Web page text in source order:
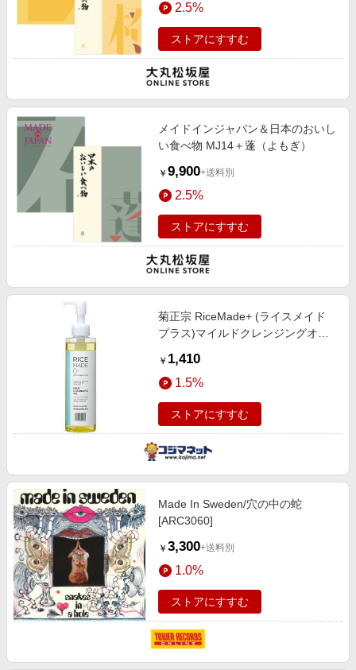
2.5%
ストアにすすむ
メイドインジャパン＆日本のおいし
い食べ物 MJ14＋蓬（よもぎ）
￥ 9,900+送料別
2.5%
ストアにすすむ
菊正宗 RiceMade+ (ライスメイド
プラス)マイルドクレンジングオイ
￥ 1,410
1.5%
ストアにすすむ
Made In Sweden/穴の中の蛇
[ARC3060]
￥ 3,300+送料別
1.0%
ストアにすすむ